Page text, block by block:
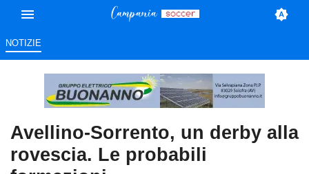
NOTIZIE
Avellino-Sorrento, un derby alla
rovescia. Le probabili